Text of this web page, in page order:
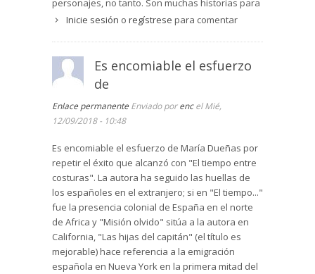
personajes, no tanto. Son muchas historias para
llenar más de seiscientas páginas porque es lo
moda inexplicable en muchas novelas actuales.
Los primeros pasos resultan algo reiterativos
aunque la novela va cobrando fuerza e interés.
Solamente a final las cosas cuadran y la
malignidad de un mafioso tiene su merecido.
Dueñas tiene oficio, se ha documentado bien y
engancha al lector. Hay momentos sentimentales
y algunas descripciones explícitas, quizá porque
también es la moda. La novela es un merecido
homenaje a las familias emigrantes que viven
con arrojo en condiciones muy duras, y también
una protagonismo de un feminismo positivo, con
unas mujeres capaces de salir adelant en medio
de incertidumbres y errores.
Inicie sesión o regístrese para comentar
Es encomiable el esfuerzo
de
Enlace permanente Enviado porencel Mié,
12/09/2018 - 10:48
Es encomiable el esfuerzo de María Dueñas por
repetir el éxito que alcanzó con "El tiempo entre
costuras". La autora ha seguido las huellas de
los españoles en el extranjero; si en "El tiempo..."
fue la presencia colonial de España en el norte
de Africa y "Misión olvido" sitúa a la autora en
California, "Las hijas del capitán" (el título es
mejorable) hace referencia a la emigración
española en Nueva York en la primera mitad del